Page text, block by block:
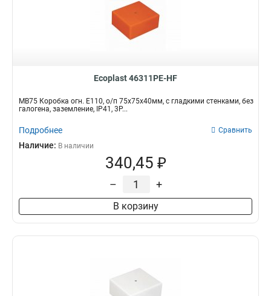
Ecoplast 46311PE-HF
MB75 Коробка огн. E110, о/п 75х75х40мм, с гладкими стенками, без
галогена, заземление, IP41, 3P...
Подробнее Сравнить
Наличие: В наличии
340,45 ₽
– +
В корзину